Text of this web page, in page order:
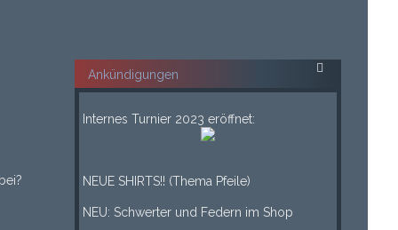
Ankündigungen
Internes Turnier 2023 eröffnet:
NEUE SHIRTS!! (Thema Pfeile)
NEU: Schwerter und Federn im Shop